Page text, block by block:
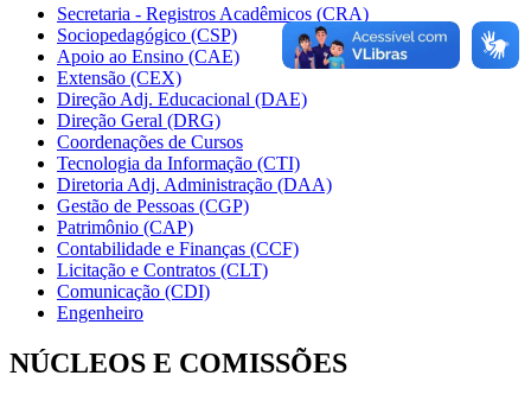
Secretaria - Registros Acadêmicos (CRA)
Sociopedagógico (CSP)
Apoio ao Ensino (CAE)
Extensão (CEX)
Direção Adj. Educacional (DAE)
Direção Geral (DRG)
Coordenações de Cursos
Tecnologia da Informação (CTI)
Diretoria Adj. Administração (DAA)
Gestão de Pessoas (CGP)
Patrimônio (CAP)
Contabilidade e Finanças (CCF)
Licitação e Contratos (CLT)
Comunicação (CDI)
Engenheiro
NÚCLEOS E COMISSÕES